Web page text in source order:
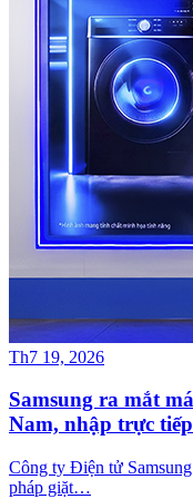
Th7 19, 2026
Samsung ra mắt
Nam, nhập trực
Công ty Điện tử
pháp giặt…